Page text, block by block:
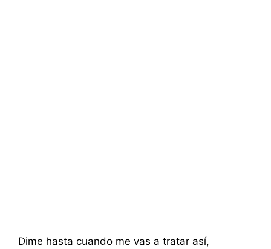
Dime hasta cuando me vas a tratar así,